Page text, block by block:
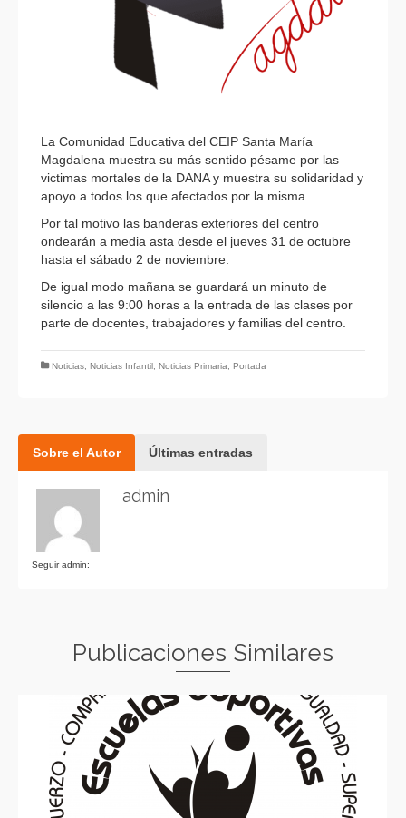
La Comunidad Educativa del CEIP Santa María
Magdalena muestra su más sentido pésame por las
victimas mortales de la DANA y muestra su solidaridad y
apoyo a todos los que afectados por la misma.
Por tal motivo las banderas exteriores del centro
ondearán a media asta desde el jueves 31 de octubre
hasta el sábado 2 de noviembre.
De igual modo mañana se guardará un minuto de
silencio a las 9:00 horas a la entrada de las clases por
parte de docentes, trabajadores y familias del centro.
Noticias, Noticias Infantil, Noticias Primaria, Portada
Sobre el Autor Últimas entradas
Seguir admin:
admin
Publicaciones Similares